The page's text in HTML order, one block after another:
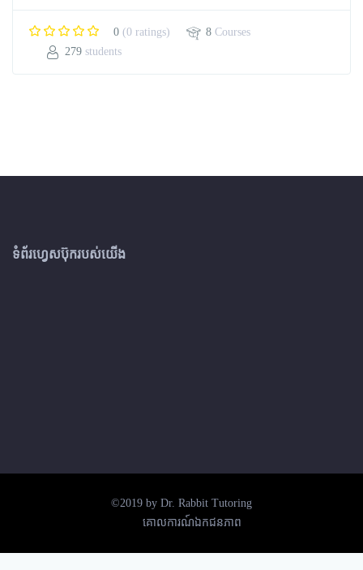
0 (0 ratings) 8 Courses
279 students
ទំព័រហ្វេសប៊ុករបស់យើង
©2019 by Dr. Rabbit Tutoring
គោលការណ៍ឯកជនភាព